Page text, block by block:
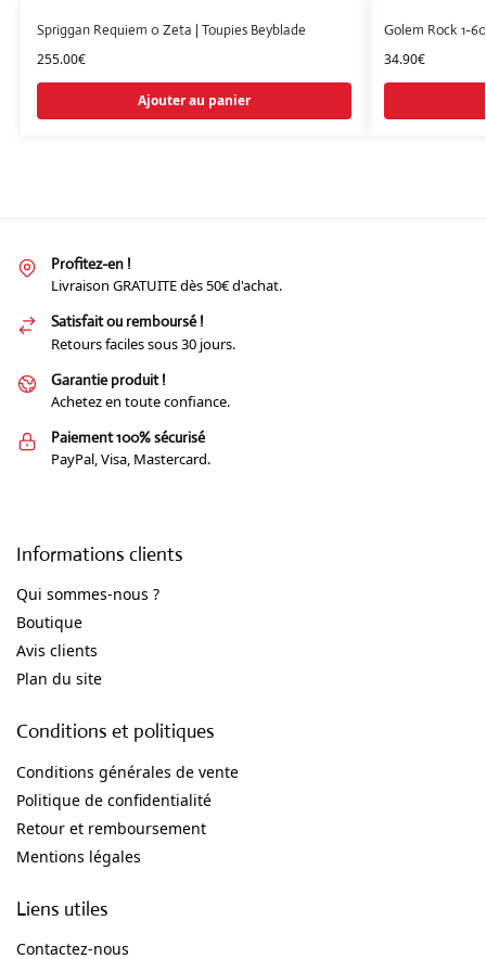
Spriggan Requiem 0 Zeta | Toupies Beyblade
255.00€
Ajouter au panier
Golem Rock 1-
34.90€
Profitez-en !
Livraison GRATUITE dès 50€ d'achat.
Satisfait ou remboursé !
Retours faciles sous 30 jours.
Garantie produit !
Achetez en toute confiance.
Paiement 100% sécurisé
PayPal, Visa, Mastercard.
Informations clients
Qui sommes-nous ?
Boutique
Avis clients
Plan du site
Conditions et politiques
Conditions générales de vente
Politique de confidentialité
Retour et remboursement
Mentions légales
Liens utiles
Contactez-nous